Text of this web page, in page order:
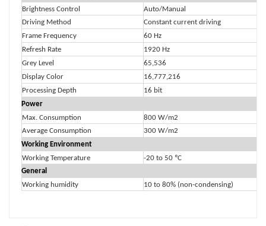
Brightness Control
Auto/Manual
Driving Method
Constant current driving
Frame Frequency
60 Hz
Refresh Rate
1920 Hz
Grey Level
65,536
Display Color
16,777,216
Processing Depth
16 bit
Power
Max. Consumption
800 W/m2
Average Consumption
300 W/m2
Working Environment
Working Temperature
-20 to 50 ºC
General
Working humidity
10 to 80% (non-condensing)